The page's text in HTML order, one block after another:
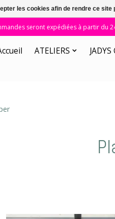
seront expédiées à partir du
ATELIERS
les cookies afin de rendre ce